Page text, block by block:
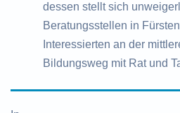
dessen stellt sich
Beratungsstellen in
Interessierten an der
Bildungsweg mit Rat und